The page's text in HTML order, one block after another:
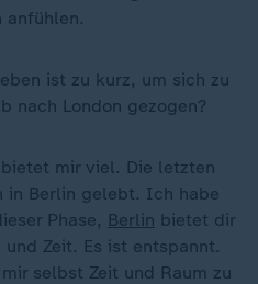
anfühlen.
ist zu kurz, um sich zu
nach London gezogen?
mir viel. Die letzten
in Berlin gelebt. Ich habe
Phase, Berlin bietet dir
Zeit. Es ist entspannt.
selbst Zeit und Raum zu